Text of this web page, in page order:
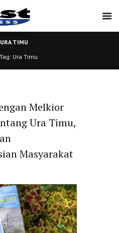
TIMU
Tag: Ura Timu
Melkior
Ura Timu,
Masyarakat